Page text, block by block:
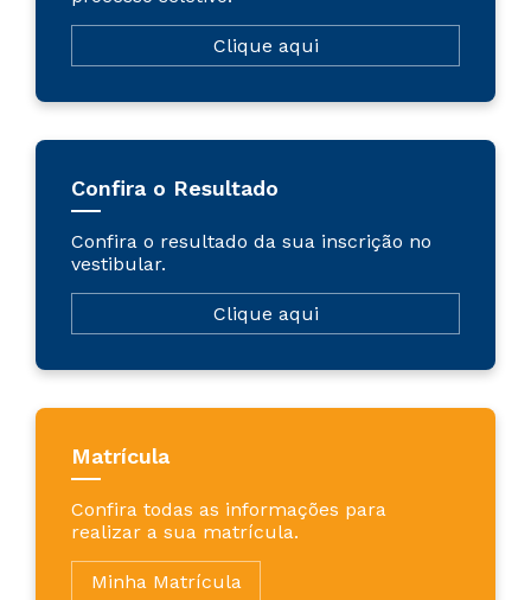
Clique aqui
Confira o Resultado
Confira o resultado da sua inscrição no
vestibular.
Clique aqui
Matrícula
Confira todas as informações para
realizar a sua matrícula.
Minha Matrícula